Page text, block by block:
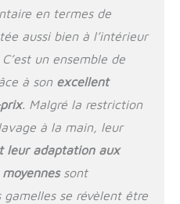
le bol est amovible
et un remplissage
plus faciles. Bols de
bonne taille : livrés
avec 2 tailles
différentes de bols,
le grand est de 16 x
de profondeur, peut
être utilisé pour
contenir de l'eau ;
en termes de
aussi bien à l’intérieur
un ensemble de
à son excellent
. Malgré la restriction
à la main, leur
leur adaptation aux
sont
gamelles se révèlent être